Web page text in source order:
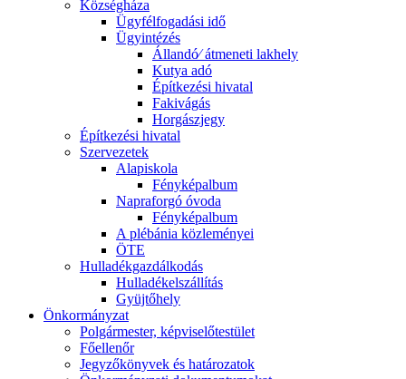
Községháza
Ügyfélfogadási idő
Ügyintézés
Állandó⁄ átmeneti lakhely
Kutya adó
Építkezési hivatal
Fakivágás
Horgászjegy
Építkezési hivatal
Szervezetek
Alapiskola
Fényképalbum
Napraforgó óvoda
Fényképalbum
A plébánia közleményei
ÖTE
Hulladékgazdálkodás
Hulladékelszállítás
Gyüjtőhely
Önkormányzat
Polgármester, képviselőtestület
Főellenőr
Jegyzőkönyvek és határozatok